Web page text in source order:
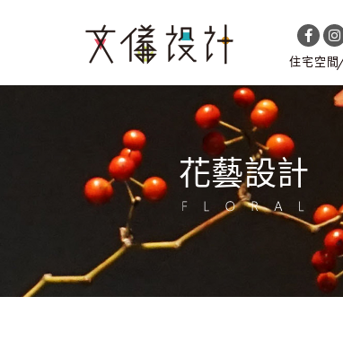
住宅空間
花藝設計